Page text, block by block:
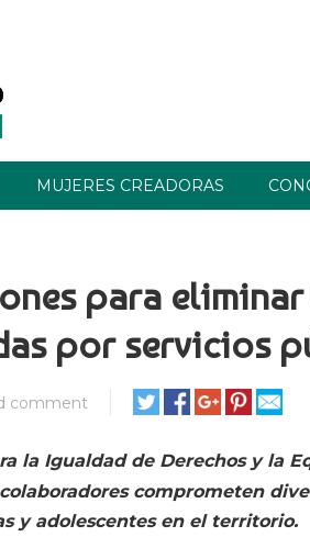
MUJERES CREADORAS
para
por servicios
comment
la Igualdad de Derechos y la
comprometen
y adolescentes en el territorio.